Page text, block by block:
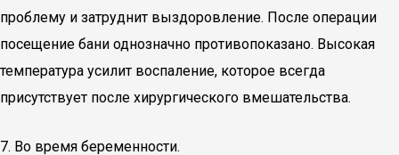
проблему и затруднит выздоровление. После операции
посещение бани однозначно противопоказано. Высокая
температура усилит воспаление, которое всегда
присутствует после хирургического вмешательства.
7. Во время беременности.